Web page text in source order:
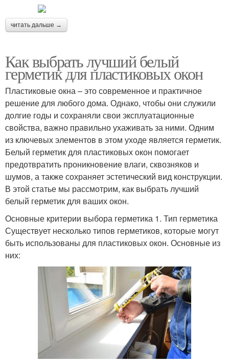
читать дальше →
Как выбрать лучший белый
герметик для пластиковых окон
Пластиковые окна – это современное и практичное
решение для любого дома. Однако, чтобы они служили
долгие годы и сохраняли свои эксплуатационные
свойства, важно правильно ухаживать за ними. Одним
из ключевых элементов в этом уходе является герметик.
Белый герметик для пластиковых окон помогает
предотвратить проникновение влаги, сквозняков и
шумов, а также сохраняет эстетический вид конструкции.
В этой статье мы рассмотрим, как выбрать лучший
белый герметик для ваших окон.
Основные критерии выбора герметика 1. Тип герметика
Существует несколько типов герметиков, которые могут
быть использованы для пластиковых окон. Основные из
них: